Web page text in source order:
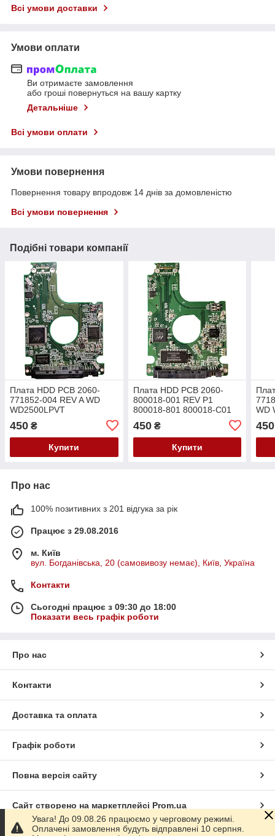
Всі умови доставки
Умови оплати
Ви отримаєте замовлення
або гроші повернуться на вашу картку
Детальніше
Всі умови оплати
Умови повернення
Повернення товару впродовж 14 днів за домовленістю
Всі умови повернення
Подібні товари компанії
Плата HDD PCB 2060-
771852-004 REV A WD
WD2500LPVT
WD5000LPVT
450 ₴
Купити
Плата HDD PCB 2060-
800018-001 REV P1
800018-801 800018-C01
WD3200LPLX
WD5000LPLX
450₴
Купити
WD
450
Про нас
100% позитивних з 201 відгука за рік
Працює з 29.08.2016
м. Київ
вул. Богданівська, 20 (самовивозу немає), Київ, Україна
Контакти
Сьогодні працює з 09:30 до 18:00
Показати весь графік роботи
Про нас
Контакти
Доставка та оплата
Графік роботи
Повна версія сайту
Сайт створено на маркетплейсі Prom.ua
Увага! До 09.08.26 працюємо у черговому режимі.
Оплачені замовлення будуть відправлені 10 серпня.